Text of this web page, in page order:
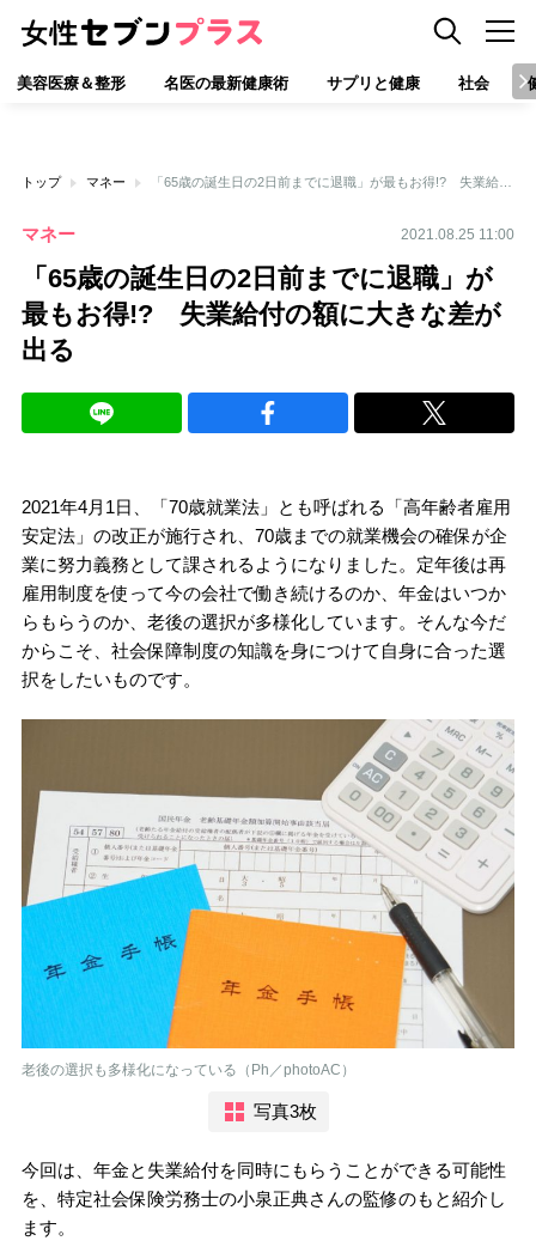
美容医療＆整形 名医の最新健康術 サプリと健康 社会
トップ マネー 「65歳の誕生日の2日前までに退職」が最もお得!? 失業給付の額に大きな差が出る
マネー 2021.08.25 11:00
「65歳の誕生日の2日前までに退職」が
最もお得!? 失業給付の額に大きな差が
出る
2021年4月1日、「70歳就業法」とも呼ばれる「高年齢者雇用
安定法」の改正が施行され、70歳までの就業機会の確保が企
業に努力義務として課されるようになりました。定年後は再
雇用制度を使って今の会社で働き続けるのか、年金はいつか
らもらうのか、老後の選択が多様化しています。そんな今だ
からこそ、社会保障制度の知識を身につけて自身に合った選
択をしたいものです。
老後の選択も多様化になっている（Ph／photoAC）
写真3枚
今回は、年金と失業給付を同時にもらうことができる可能性
を、特定社会保険労務士の小泉正典さんの監修のもと紹介し
ます。